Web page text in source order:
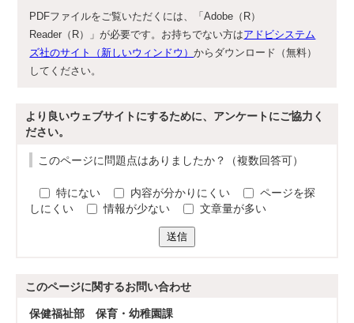
PDFファイルをご覧いただくには、「Adobe（R）
Reader（R）」が必要です。お持ちでない方はアドビシステム
ズ社のサイト（新しいウィンドウ）からダウンロード（無料）
してください。
より良いウェブサイトにするために、アンケートにご協力く
ださい。
このページに問題点はありましたか？（複数回答可）
特にない 内容が分かりにくい
ページを探
しにくい
情報が少ない 文章量が多い
送信
このページに関するお問い合わせ
保健福祉部 保育・幼稚園課